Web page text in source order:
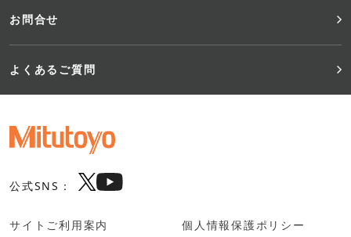
お問合せ
よくあるご質問
公式SNS：
サイトご利用案内 個人情報保護ポリシー